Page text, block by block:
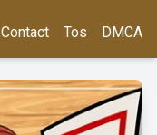
Contact Tos DMCA